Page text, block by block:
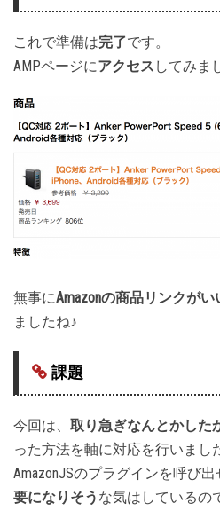
これで準備は完了です。
AMPページにアクセス してみま
無事にAmazonの商品リンクがい
ましたね♪
課題
今回は、 取り急ぎなんとかした
った方法を軸に対応を行いまし
AmazonJSのプラグインを呼び出
要になりそう な気はしているの